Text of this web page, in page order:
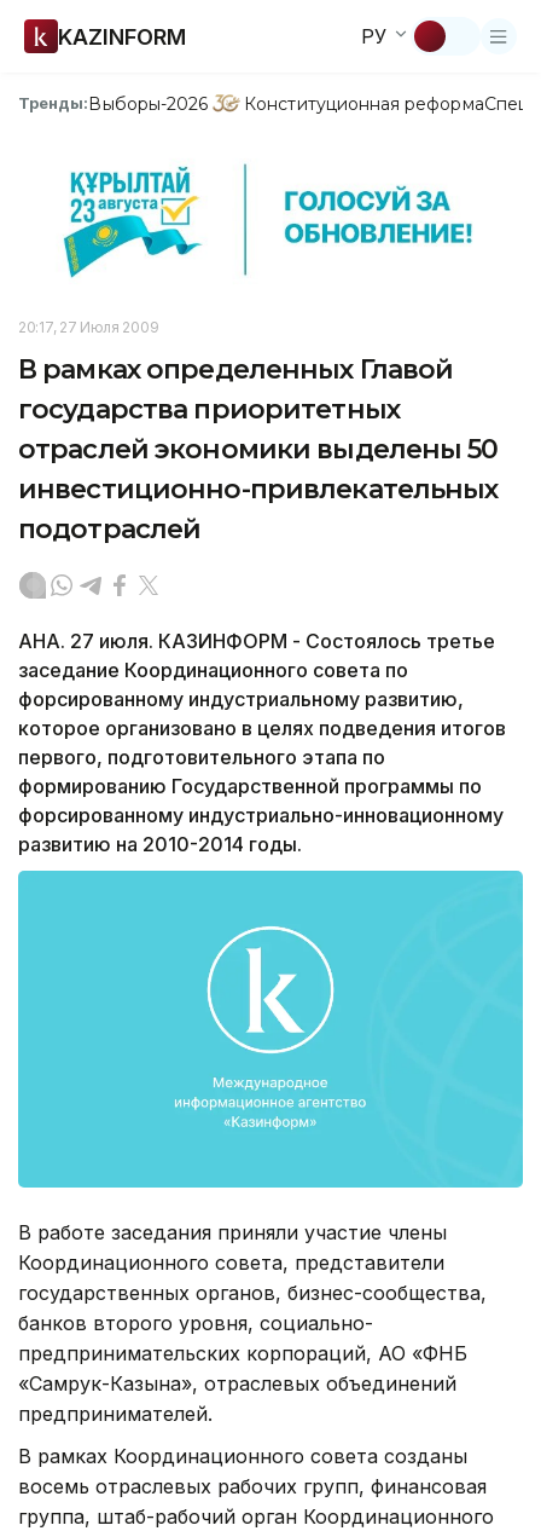
KAZINFORM РУ
Тренды:Выборы-2026 Конституционная реформа
20:17, 27 Июля 2009
В рамках определенных Главой
государства приоритетных
отраслей экономики выделены 50
инвестиционно-привлекательных
подотраслей
АНА. 27 июля. КАЗИНФОРМ - Состоялось третье
заседание Координационного совета по
форсированному индустриальному развитию,
которое организовано в целях подведения итогов
первого, подготовительного этапа по
формированию Государственной программы по
форсированному индустриально-инновационному
развитию на 2010-2014 годы.
В работе заседания приняли участие члены
Координационного совета, представители
государственных органов, бизнес-сообщества,
банков второго уровня, социально-
предпринимательских корпораций, АО «ФНБ
«Самрук-Казына», отраслевых объединений
предпринимателей.
В рамках Координационного совета созданы
восемь отраслевых рабочих групп, финансовая
группа, штаб-рабочий орган Координационного